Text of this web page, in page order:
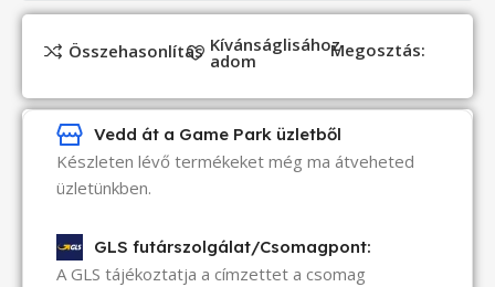
Összehasonlítás Kívánságlisához
adom Megosztás:
Vedd át a Game Park üzletből
Készleten lévő termékeket még ma átveheted
üzletünkben.
GLS futárszolgálat/Csomagpont:
A GLS tájékoztatja a címzettet a csomag